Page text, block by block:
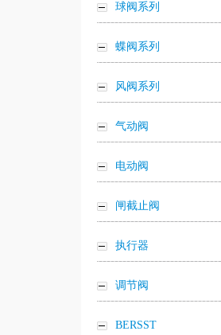
球阀系列
蝶阀系列
风阀系列
气动阀
电动阀
闸截止阀
执行器
调节阀
BERSST